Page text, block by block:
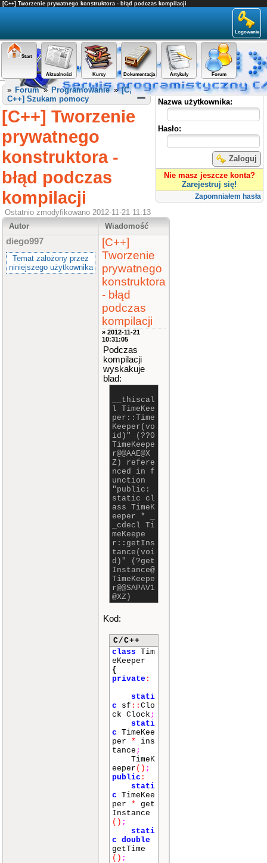
[C++] Tworzenie prywatnego konstruktora - błąd podczas kompilacji
Logowanie
Start
Aktualności Kursy Dokumentacja Artykuły Forum
Panel użytkownika
Nazwa użytkownika:
Hasło:
Zaloguj
Nie masz jeszcze konta?
Zarejestruj się!
Zapomniałem hasła
» Forum» Programowanie»[C,
C++] Szukam pomocy
[C++] Tworzenie
prywatnego
konstruktora -
błąd podczas
kompilacji
Ostatnio zmodyfikowano 2012-11-21 11:13
Autor
Wiadomość
diego997
Temat założony przez
niniejszego użytkownika
[C++]
Tworzenie
prywatnego
konstruktora
- błąd
podczas
kompilacji
» 2012-11-21
10:31:05
Podczas
kompilacji
wyskakuje
blad:
__thiscal
l TimeKee
per::Time
Keeper(vo
id)" (??0
TimeKeepe
r@@AAE@X
Z) refere
nced in f
unction
"public:
static cl
ass TimeK
eeper * _
_cdecl Ti
meKeepe
r::getIns
tance(voi
d)" (?get
Instance@
TimeKeepe
r@@SAPAV1
@XZ)
Kod:
C/C++
class Tim
eKeeper
{
private :
stati
c sf :: Clo
ck Clock ;
stati
c TimeKee
per *
ins
tance ;
TimeK
eeper () ;
public :
stati
c TimeKee
per *
get
Instance
() ;
stati
c double
getTime
() ;